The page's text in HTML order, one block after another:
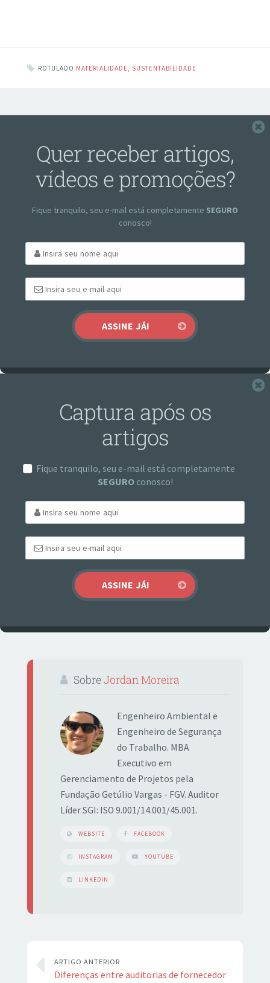
ROTULADO MATERIALIDADE SUSTENTABILIDADE
Quer receber artigos,
vídeos e promoções?
Fique tranquilo, seu e-mail está completamente SEGURO
conosco!
Captura após os
artigos
Fique tranquilo, seu e-mail está completamente
SEGUROconosco!
SobreJordan Moreira
Engenheiro Ambiental e
Engenheiro de Segurança
do Trabalho. MBA
Executivo em
Gerenciamento de Projetos pela
Fundação Getúlio Vargas - FGV. Auditor
Líder SGI: ISO 9.001/14.001/45.001.
WEBSITE FACEBOOK
INSTAGRAM YOUTUBE
LINKEDIN
ARTIGO ANTERIOR
Diferenças entre auditorias de fornecedor